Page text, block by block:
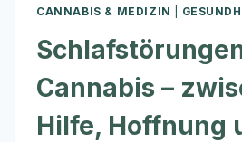
CANNABIS & MEDIZIN
Cannabis –
Hilfe, Hoffnung